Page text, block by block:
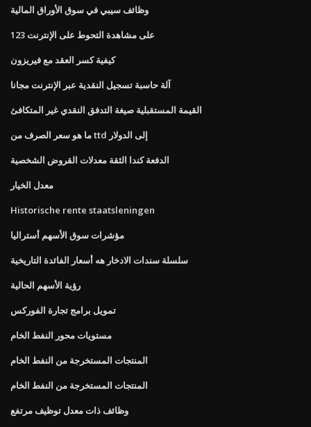
وظائف سيبي في سوق الأوراق المالية
على مشاهدة التحوط على الإنترنت 123
كيفية كسر العقد مع فيريزون
آلة حاسبة تسجيل النقدية عبر الإنترنت مجانا
القيمة المستقبلية صيغة التدفق النقدي غير المتكافئ
ما هو سعر الصرف من ttd إلى الدولار
الدفعة كندا الثقة معدلات القروض الشخصية
معدل الخيار
Historische rente staatsleningen
مؤشرات سوق الأسهم أستراليا
سلسلة سندات الادخار هه أسعار الفائدة التاريخية
رؤية الأسهم الحالية
تمويل برامج تجارة الفوركس
مستويات محور النفط الخام
المنتجات المستخرجة من النفط الخام
المنتجات المستخرجة من النفط الخام
وظائف ذات معدل توظيف مرتفع